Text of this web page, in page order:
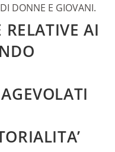
DONNE E GIOVANI.
RELATIVE AI